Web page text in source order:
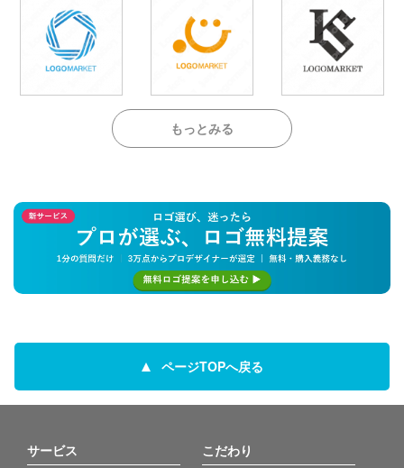
もっとみる
ページTOPへ戻る
サービス こだわり